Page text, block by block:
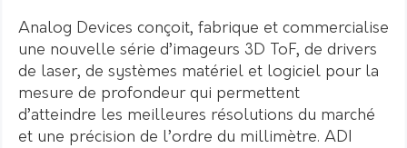
Analog Devices conçoit, fabrique et commercialise
une nouvelle série d’imageurs 3D ToF, de drivers
de laser, de systèmes matériel et logiciel pour la
mesure de profondeur qui permettent
d’atteindre les meilleures résolutions du marché
et une précision de l’ordre du millimètre. ADI